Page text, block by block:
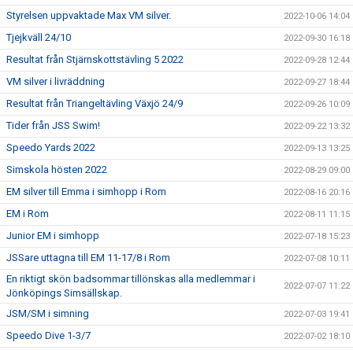
Styrelsen uppvaktade Max VM silver. 2022-10-06 14:04
Tjejkväll 24/10 2022-09-30 16:18
Resultat från Stjärnskottstävling 5 2022 2022-09-28 12:44
VM silver i livräddning 2022-09-27 18:44
Resultat från Triangeltävling Växjö 24/9 2022-09-26 10:09
Tider från JSS Swim! 2022-09-22 13:32
Speedo Yards 2022 2022-09-13 13:25
Simskola hösten 2022 2022-08-29 09:00
EM silver till Emma i simhopp i Rom 2022-08-16 20:16
EM i Rom 2022-08-11 11:15
Junior EM i simhopp 2022-07-18 15:23
JSSare uttagna till EM 11-17/8 i Rom 2022-07-08 10:11
En riktigt skön badsommar tillönskas alla medlemmar i
Jönköpings Simsällskap.
2022-07-07 11:22
JSM/SM i simning 2022-07-03 19:41
Speedo Dive 1-3/7 2022-07-02 18:10